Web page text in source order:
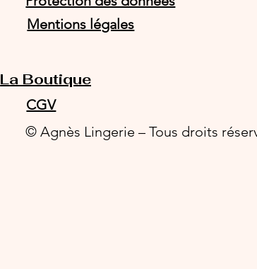
Mentions légales
CGV
© Agnès Lingerie – Tous droits
La Boutique